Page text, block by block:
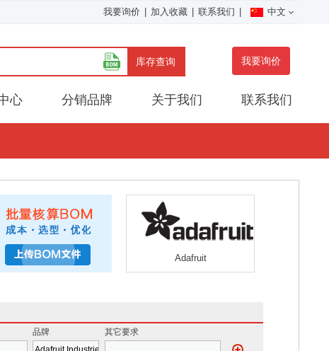
我要询价 加入收藏 联系我们 中文
库存查询 我要询价
心 分销品牌 关于我们 联系我们
Adafruit
品牌 其它要求